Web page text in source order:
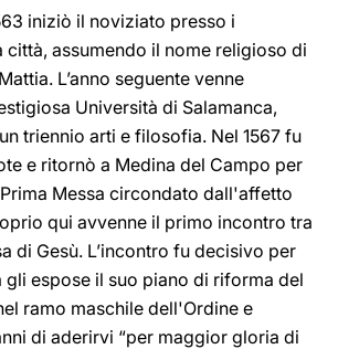
iniziò il noviziato presso i
città, assumendo il nome religioso di
L’anno seguente venne
Università di Salamanca,
triennio arti e filosofia. Nel 1567 fu
e ritornò a Medina del Campo per
Messa circondato dall'affetto
qui avvenne il primo incontro tra
di Gesù. L’incontro fu decisivo per
gli espose il suo piano di riforma del
ramo maschile dell'Ordine e
di aderirvi “per maggior gloria di